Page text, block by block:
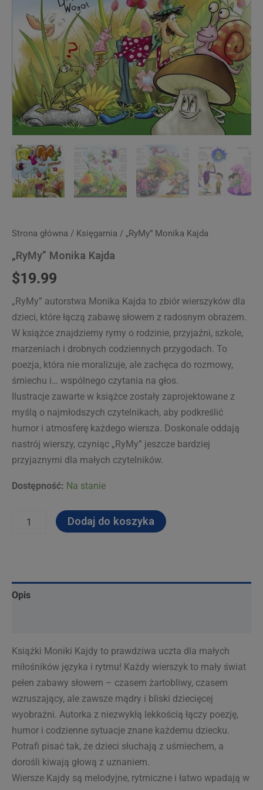
Strona główna / Księgarnia / „RyMy” Monika Kajda
„RyMy” Monika Kajda
$19.99
„RyMy” autorstwa Monika Kajda to zbiór wierszyków dla
dzieci, które łączą zabawę słowem z radosnym obrazem.
W książce znajdziemy rymy o rodzinie, przyjaźni, szkole,
marzeniach i drobnych codziennych przygodach. To
poezja, która nie moralizuje, ale zachęca do rozmowy,
śmiechu i… wspólnego czytania na głos.
Ilustracje zawarte w książce zostały zaprojektowane z
myślą o najmłodszych czytelnikach, aby podkreślić
humor i atmosferę każdego wiersza. Doskonale oddają
nastrój wierszy, czyniąc „RyMy” jeszcze bardziej
przyjaznymi dla małych czytelników.
Dostępność: Na stanie
"RyMy"
Dodaj do koszyka
Opis
Książki Moniki Kajdy to prawdziwa uczta dla małych
miłośników języka i rytmu! Każdy wierszyk to mały świat
pełen zabawy słowem – czasem żartobliwy, czasem
wzruszający, ale zawsze mądry i bliski dziecięcej
wyobraźni. Autorka z niezwykłą lekkością łączy poezję,
humor i codzienne sytuacje znane każdemu dziecku.
Potrafi pisać tak, że dzieci słuchają z uśmiechem, a
dorośli kiwają głową z uznaniem.
Wiersze Kajdy są melodyjne, rytmiczne i łatwo wpadają w